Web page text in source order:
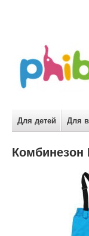
Для детей Для
Комбинезон